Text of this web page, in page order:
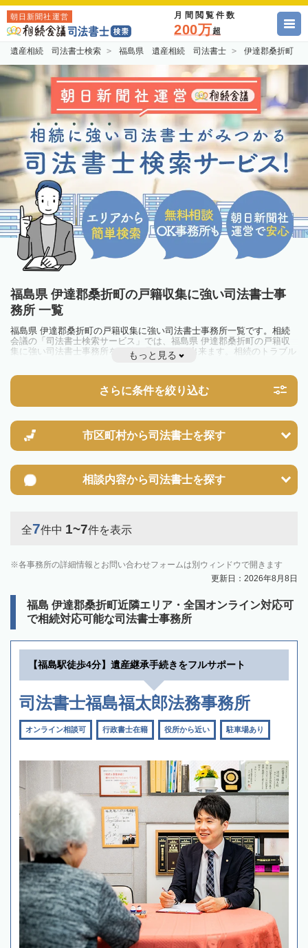
朝日新聞社運営 月間閲覧件数
200万超
遺産相続 司法書士検索 福島県 遺産相続 司法書士 伊達郡桑折町
福島県 伊達郡桑折町の戸籍収集に強い司法書士事
務所 一覧
福島県 伊達郡桑折町の戸籍収集に強い司法書士事務所一覧です。相続
会議の「司法書士検索サービス」では、福島県 伊達郡桑折町の戸籍収
集に強い司法書士事務所を一覧で見ることが出来ます。相続のトラブル
やお悩みを抱えている方は一度近隣の司法書士に相談してみましょう。
もっと見る
さらに条件を絞り込む
市区町村から司法書士を探す
相談内容から司法書士を探す
全7件中 1~7件を表示
各事務所の詳細情報とお問い合わせフォームは別ウィンドウで開きます
更新日：2026年8月8日
福島 伊達郡桑折町近隣エリア・全国オンライン対応可
で相続対応可能な司法書士事務所
【福島駅徒歩4分】遺産継承手続きをフルサポート
司法書士福島福太郎法務事務所
オンライン相談可 行政書士在籍 役所から近い 駐車場あり